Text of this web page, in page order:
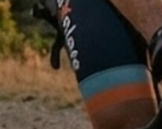
Aller
au
contenu
principal